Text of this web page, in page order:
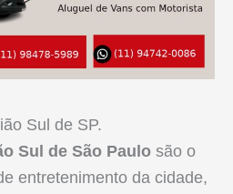
Sul de SP.
Sul de São Paulo são o
entretenimento da cidade,